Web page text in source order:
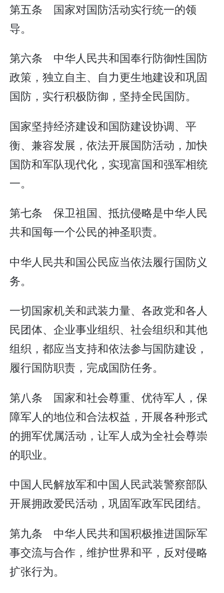
第五条 国家对国防活动实行统一的领
导。
第六条 中华人民共和国奉行防御性国防
政策，独立自主、自力更生地建设和巩固
国防，实行积极防御，坚持全民国防。
国家坚持经济建设和国防建设协调、平
衡、兼容发展，依法开展国防活动，加快
国防和军队现代化，实现富国和强军相统
一。
第七条 保卫祖国、抵抗侵略是中华人民
共和国每一个公民的神圣职责。
中华人民共和国公民应当依法履行国防义
务。
一切国家机关和武装力量、各政党和各人
民团体、企业事业组织、社会组织和其他
组织，都应当支持和依法参与国防建设，
履行国防职责，完成国防任务。
第八条 国家和社会尊重、优待军人，保
障军人的地位和合法权益，开展各种形式
的拥军优属活动，让军人成为全社会尊崇
的职业。
中国人民解放军和中国人民武装警察部队
开展拥政爱民活动，巩固军政军民团结。
第九条 中华人民共和国积极推进国际军
事交流与合作，维护世界和平，反对侵略
扩张行为。